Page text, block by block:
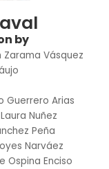
by
Zarama Vásquez
Guerrero Arias
Nuñez
Peña
Narváez
Ospina Enciso